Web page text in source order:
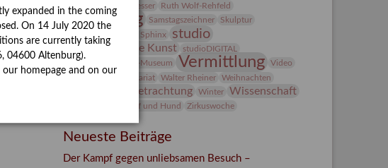
Restitution Rudi Lesser Ruth Wolf-Rehfeld
Sammlung Samstagszeichner
Skulptur
Sonderausstellung
Sphinx studio
Studio Bildende Kunst
studioDIGITAL
Suermondt-Ludwig-Museum
Vermittlung
Video
Volontariat Walter Rheiner
Weihnachten
Werkbetrachtung Winter Wissenschaft
Wolf und Hund Zirkuswoche
Neueste Beiträge
Der Kampf gegen unliebsamen Besuch –
expanded in the coming
On 14 July 2020 the
are currently taking
04600 Altenburg).
homepage and on our